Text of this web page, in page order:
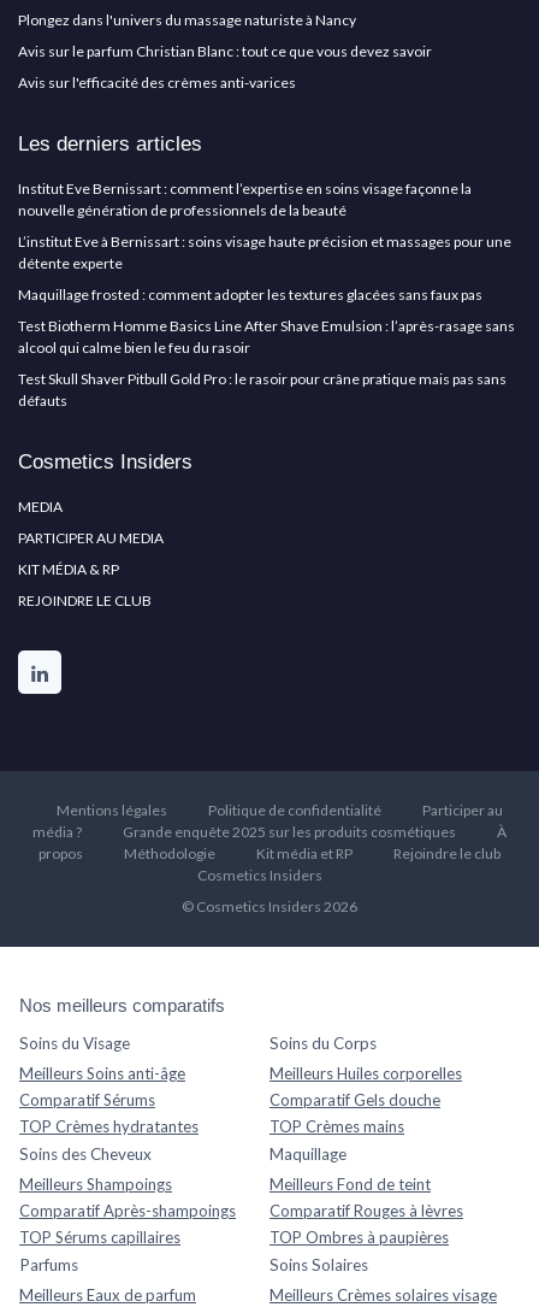
Plongez dans l'univers du massage naturiste à Nancy
Avis sur le parfum Christian Blanc : tout ce que vous devez savoir
Avis sur l'efficacité des crèmes anti-varices
Les derniers articles
Institut Eve Bernissart : comment l’expertise en soins visage façonne la
nouvelle génération de professionnels de la beauté
L’institut Eve à Bernissart : soins visage haute précision et massages pour une
détente experte
Maquillage frosted : comment adopter les textures glacées sans faux pas
Test Biotherm Homme Basics Line After Shave Emulsion : l’après-rasage sans
alcool qui calme bien le feu du rasoir
Test Skull Shaver Pitbull Gold Pro : le rasoir pour crâne pratique mais pas sans
défauts
Cosmetics Insiders
MEDIA
PARTICIPER AU MEDIA
KIT MÉDIA & RP
REJOINDRE LE CLUB
Mentions légales Politique de confidentialité
Participer au
média ?
Grande enquête 2025 sur les produits cosmétiques
À
propos
Méthodologie Kit média et RP
Rejoindre le club
Cosmetics Insiders
© Cosmetics Insiders 2026
Nos meilleurs comparatifs
Soins du Visage
Meilleurs Soins anti-âge
Comparatif Sérums
TOP Crèmes hydratantes
Soins du Corps
Meilleurs Huiles corporelles
Comparatif Gels douche
TOP Crèmes mains
Soins des Cheveux
Meilleurs Shampoings
Comparatif Après-shampoings
TOP Sérums capillaires
Maquillage
Meilleurs Fond de teint
Comparatif Rouges à lèvres
TOP Ombres à paupières
Parfums
Meilleurs Eaux de parfum
Soins Solaires
Meilleurs Crèmes solaires visage